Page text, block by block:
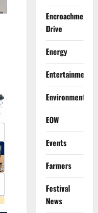
Encroachment
Drive
Energy
Entertainment
Environment
EOW
Events
Farmers
Festival
News